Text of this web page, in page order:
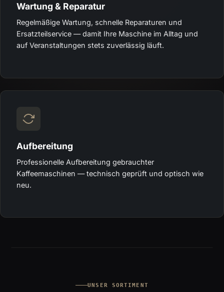
Wartung & Reparatur
Regelmäßige Wartung, schnelle Reparaturen und
Ersatzteilservice — damit Ihre Maschine im Alltag und
auf Veranstaltungen stets zuverlässig läuft.
Aufbereitung
Professionelle Aufbereitung gebrauchter
Kaffeemaschinen — technisch geprüft und optisch wie
neu.
UNSER SORTIMENT